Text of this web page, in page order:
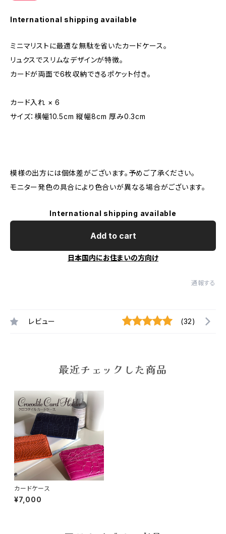
International shipping available
ミニマリストに最適な無駄を省いたカードケース。
リュクスでスリムなデザインが特徴。
カードが両面で6枚収納できるポケット付き。
カード入れ × 6
サイズ：横幅10.5cm 縦幅8cm 厚み0.3cm
模様の出方には個体差がございます。予めご了承ください。
モニター発色の具合により色合いが異なる場合がございます。
International shipping available
Add to cart
日本国内にお住まいの方向け
通報する
レビュー (32)
最近チェックした商品
カードケース
¥7,000